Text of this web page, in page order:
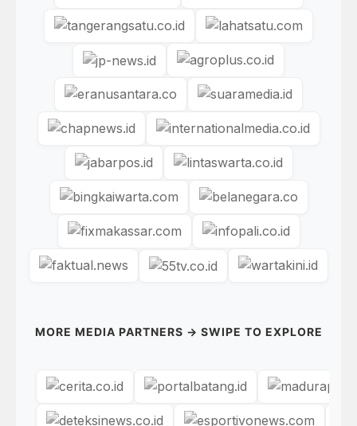
MORE MEDIA PARTNERS → SWIPE TO EXPLORE